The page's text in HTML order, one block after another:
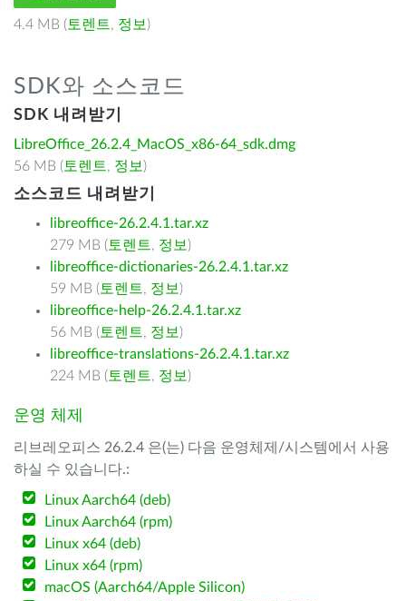
4.4 MB ( 토렌트, 정보 )
SDK와 소스코드
SDK 내려받기
LibreOffice_26.2.4_MacOS_x86-64_sdk.dmg
56 MB ( 토렌트, 정보 )
소스코드 내려받기
libreoffice-26.2.4.1.tar.xz
279 MB ( 토렌트, 정보 )
libreoffice-dictionaries-26.2.4.1.tar.xz
59 MB ( 토렌트, 정보 )
libreoffice-help-26.2.4.1.tar.xz
56 MB ( 토렌트, 정보 )
libreoffice-translations-26.2.4.1.tar.xz
224 MB ( 토렌트, 정보 )
운영 체제
리브레오피스 26.2.4 은(는) 다음 운영체제/시스템에서 사용
하실 수 있습니다.:
Linux Aarch64 (deb)
Linux Aarch64 (rpm)
Linux x64 (deb)
Linux x64 (rpm)
macOS (Aarch64/Apple Silicon)